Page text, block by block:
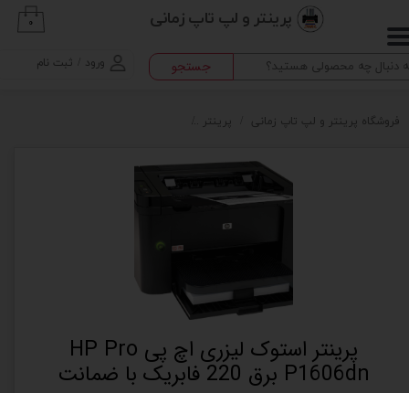
پرینتر و لپ تاپ زمانی
ورود ثبت نام
حساب کاربری من
تغییر گذر واژه
سفارشات
خروج از حساب کاربری
۰
جستجو
فروشگاه پرینتر و لپ تاپ زمانی پرینتر
پرینتر استوک لیزری اچ پی HP Pro
P1606dn برق 220 فابریک با ضمانت